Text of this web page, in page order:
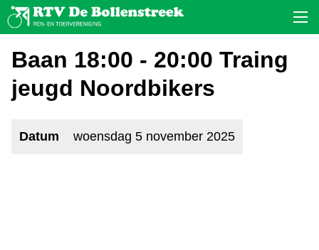
Baan 18:00 - 20:00 Traing
jeugd Noordbikers
Datum woensdag 5 november 2025